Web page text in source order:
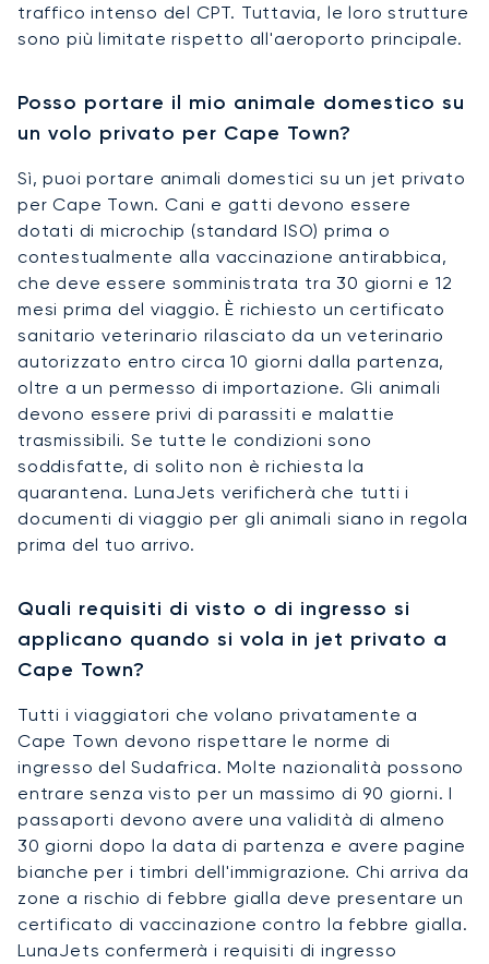
traffico intenso del CPT. Tuttavia, le loro strutture
sono più limitate rispetto all'aeroporto principale.
Posso portare il mio animale domestico su
un volo privato per Cape Town?
Sì, puoi portare animali domestici su un jet privato
per Cape Town. Cani e gatti devono essere
dotati di microchip (standard ISO) prima o
contestualmente alla vaccinazione antirabbica,
che deve essere somministrata tra 30 giorni e 12
mesi prima del viaggio. È richiesto un certificato
sanitario veterinario rilasciato da un veterinario
autorizzato entro circa 10 giorni dalla partenza,
oltre a un permesso di importazione. Gli animali
devono essere privi di parassiti e malattie
trasmissibili. Se tutte le condizioni sono
soddisfatte, di solito non è richiesta la
quarantena. LunaJets verificherà che tutti i
documenti di viaggio per gli animali siano in regola
prima del tuo arrivo.
Quali requisiti di visto o di ingresso si
applicano quando si vola in jet privato a
Cape Town?
Tutti i viaggiatori che volano privatamente a
Cape Town devono rispettare le norme di
ingresso del Sudafrica. Molte nazionalità possono
entrare senza visto per un massimo di 90 giorni. I
passaporti devono avere una validità di almeno
30 giorni dopo la data di partenza e avere pagine
bianche per i timbri dell'immigrazione. Chi arriva da
zone a rischio di febbre gialla deve presentare un
certificato di vaccinazione contro la febbre gialla.
LunaJets confermerà i requisiti di ingresso